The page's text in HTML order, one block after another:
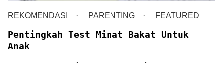
REKOMENDASI PARENTING FEATURED
Pentingkah Test Minat Bakat Untuk
Anak